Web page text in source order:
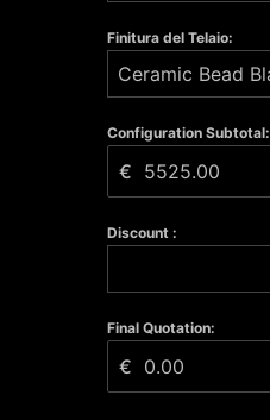
Finitura del Telaio:
Configuration Subtotal:
€
Discount :
Final Quotation:
€